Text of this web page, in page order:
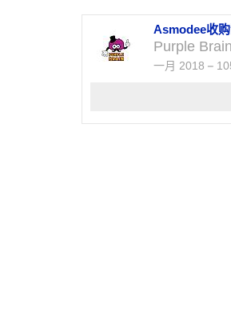
Asmodee收
Purple
一月 2018